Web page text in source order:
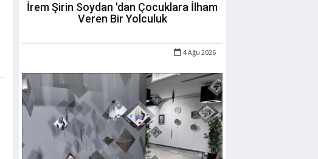
İrem Şirin Soydan 'dan Çocuklara İlham
Veren Bir Yolculuk
4 Ağu 2026